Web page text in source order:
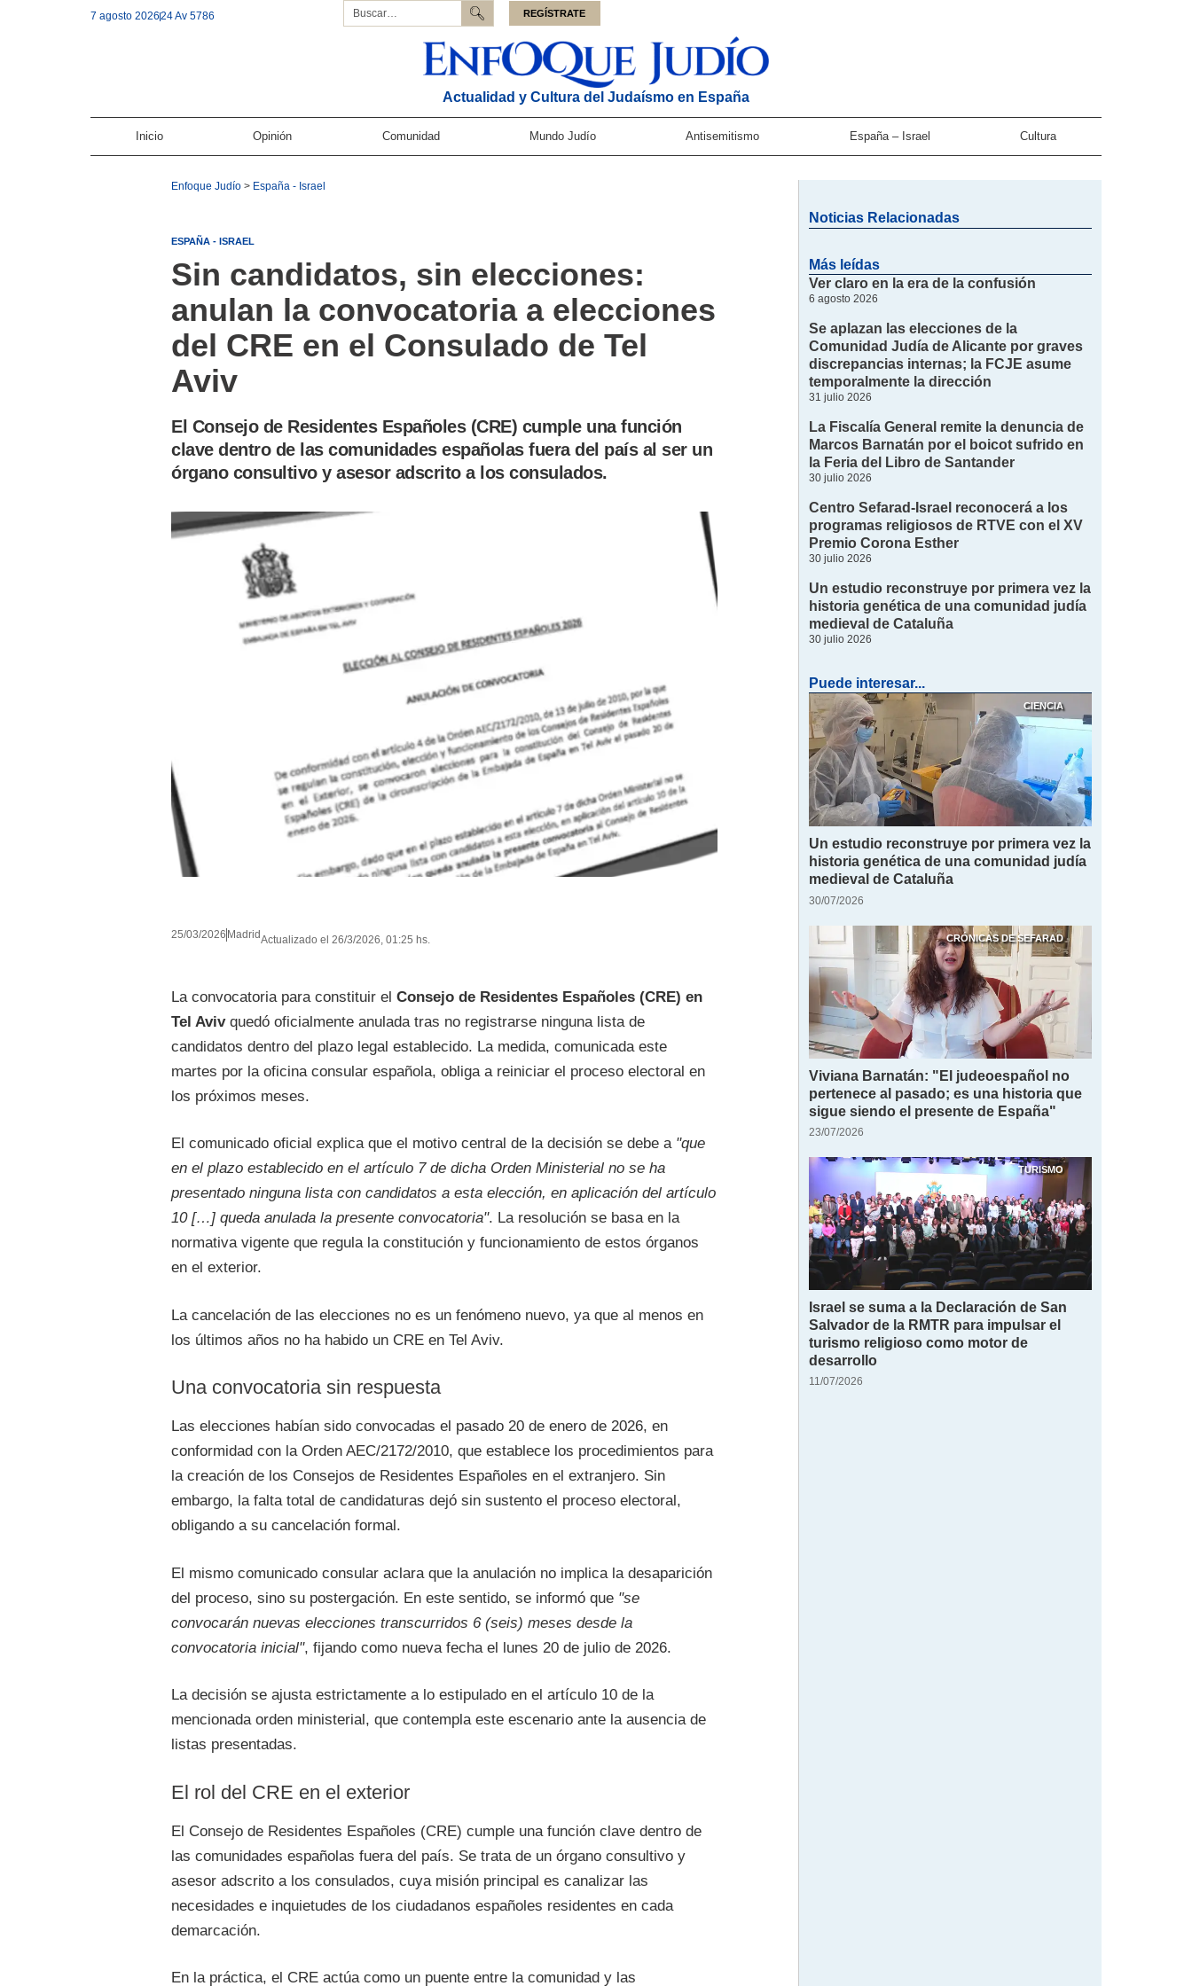
7 agosto 202624 Av 5786 REGÍSTRATE
Actualidad y Cultura del Judaísmo en España
Inicio Opinión Comunidad Mundo Judío Antisemitismo España – Israel Cultura
Enfoque Judío > España - Israel
ESPAÑA - ISRAEL
Sin candidatos, sin elecciones:
anulan la convocatoria a elecciones
del CRE en el Consulado de Tel
Aviv
El Consejo de Residentes Españoles (CRE) cumple una función
clave dentro de las comunidades españolas fuera del país al ser un
órgano consultivo y asesor adscrito a los consulados.
25/03/2026 MadridActualizado el 26/3/2026, 01:25 hs.
La convocatoria para constituir elConsejo de Residentes Españoles (CRE) en
Tel Avivquedó oficialmente anulada tras no registrarse ninguna lista de
candidatos dentro del plazo legal establecido. La medida, comunicada este
martes por la oficina consular española, obliga a reiniciar el proceso electoral en
los próximos meses.
El comunicado oficial explica que el motivo central de la decisión se debe a "que
en el plazo establecido en el artículo 7 de dicha Orden Ministerial no se ha
presentado ninguna lista con candidatos a esta elección, en aplicación del artículo
10 […] queda anulada la presente convocatoria". La resolución se basa en la
normativa vigente que regula la constitución y funcionamiento de estos órganos
en el exterior.
La cancelación de las elecciones no es un fenómeno nuevo, ya que al menos en
los últimos años no ha habido un CRE en Tel Aviv.
Una convocatoria sin respuesta
Las elecciones habían sido convocadas el pasado 20 de enero de 2026, en
conformidad con la Orden AEC/2172/2010, que establece los procedimientos para
la creación de los Consejos de Residentes Españoles en el extranjero. Sin
embargo, la falta total de candidaturas dejó sin sustento el proceso electoral,
obligando a su cancelación formal.
El mismo comunicado consular aclara que la anulación no implica la desaparición
del proceso, sino su postergación. En este sentido, se informó que "se
convocarán nuevas elecciones transcurridos 6 (seis) meses desde la
convocatoria inicial", fijando como nueva fecha el lunes 20 de julio de 2026.
La decisión se ajusta estrictamente a lo estipulado en el artículo 10 de la
mencionada orden ministerial, que contempla este escenario ante la ausencia de
listas presentadas.
El rol del CRE en el exterior
El Consejo de Residentes Españoles (CRE) cumple una función clave dentro de
las comunidades españolas fuera del país. Se trata de un órgano consultivo y
asesor adscrito a los consulados, cuya misión principal es canalizar las
necesidades e inquietudes de los ciudadanos españoles residentes en cada
demarcación.
En la práctica, el CRE actúa como un puente entre la comunidad y las
Noticias Relacionadas
Más leídas
Ver claro en la era de la confusión
6 agosto 2026
Se aplazan las elecciones de la
Comunidad Judía de Alicante por graves
discrepancias internas; la FCJE asume
temporalmente la dirección
31 julio 2026
La Fiscalía General remite la denuncia de
Marcos Barnatán por el boicot sufrido en
la Feria del Libro de Santander
30 julio 2026
Centro Sefarad-Israel reconocerá a los
programas religiosos de RTVE con el XV
Premio Corona Esther
30 julio 2026
Un estudio reconstruye por primera vez la
historia genética de una comunidad judía
medieval de Cataluña
30 julio 2026
Puede interesar...
CIENCIA
Un estudio reconstruye por primera vez la
historia genética de una comunidad judía
medieval de Cataluña
30/07/2026
CRÓNICAS DE SEFARAD
Viviana Barnatán: "El judeoespañol no
pertenece al pasado; es una historia que
sigue siendo el presente de España"
23/07/2026
TURISMO
Israel se suma a la Declaración de San
Salvador de la RMTR para impulsar el
turismo religioso como motor de
desarrollo
11/07/2026